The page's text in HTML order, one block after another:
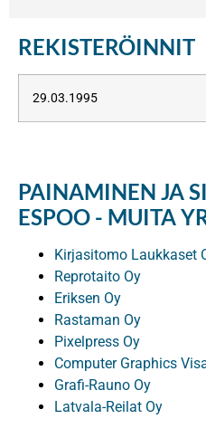
REKISTERÖINNIT
29.03.1995
PAINAMINEN JA
ESPOO - MUITA
Kirjasitomo Laukkaset
Reprotaito Oy
Eriksen Oy
Rastaman Oy
Pixelpress Oy
Computer Graphics
Grafi-Rauno Oy
Latvala-Reilat Oy